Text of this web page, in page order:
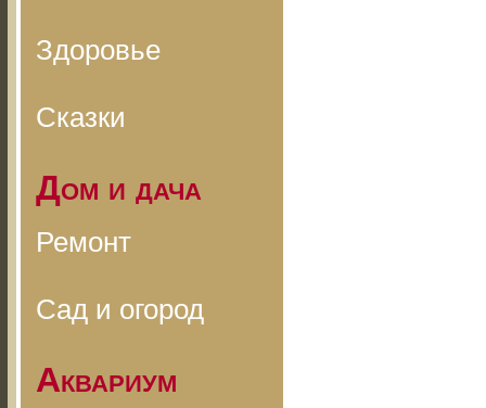
Здоровье
Сказки
Дом и дача
Ремонт
Сад и огород
Аквариум